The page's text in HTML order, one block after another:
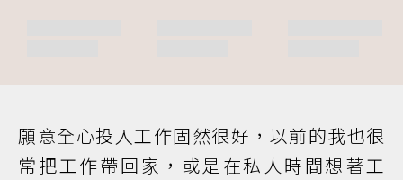
願意全心投入工作固然很好，以前的我也很
常把工作帶回家，或是在私人時間想著工